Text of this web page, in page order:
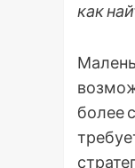
как
более